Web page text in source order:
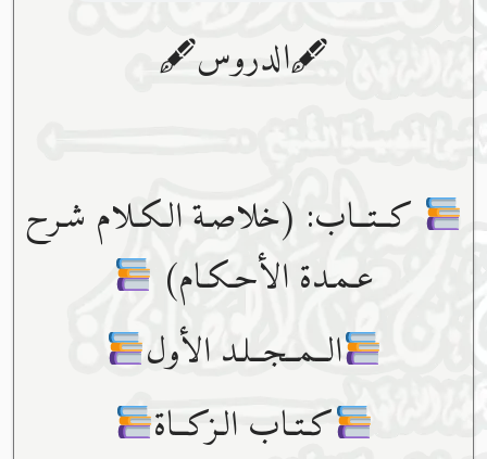
🖋الدروس🖋
كــتــاب: (خلاصـة الـكـلام شـرح
عـمـدة الأحـكـام)
الــمــجــلـد الأول
كـتـاب الـزكــاة